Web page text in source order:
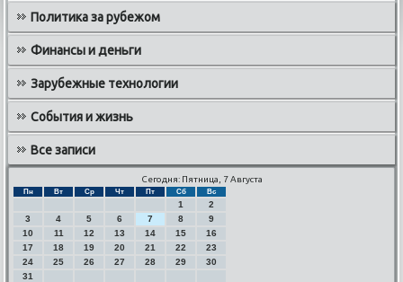
Политика за рубежом
Финансы и деньги
Зарубежные технологии
События и жизнь
Все записи
Сегодня: Пятница, 7 Августа
Пн Вт Ср Чт Пт Сб Вс
1
2
3
4 5 6 7 8
9
10
11 12 13 14 15
16
17
18 19 20 21 22
23
24
25 26 27 28 29
30
31